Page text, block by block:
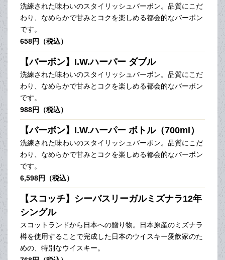
洗練された味わいのスタイリッシュバーボン。品質にこだ
わり、なめらかで甘みとコクを楽しめる都会的なバーボン
です。
658円（税込）
【バーボン】I.W.ハーパー ダブル
洗練された味わいのスタイリッシュバーボン。品質にこだ
わり、なめらかで甘みとコクを楽しめる都会的なバーボン
です。
988円（税込）
【バーボン】I.W.ハーパー ボトル（700ml）
洗練された味わいのスタイリッシュバーボン。品質にこだ
わり、なめらかで甘みとコクを楽しめる都会的なバーボン
です。
6,598円（税込）
【スコッチ】シーバスリーガルミズナラ12年
シングル
スコットランドから日本への贈り物。日本原産のミズナラ
樽を使用することで完成した日本のウイスキー愛飲家のた
めの、特別なウイスキー。